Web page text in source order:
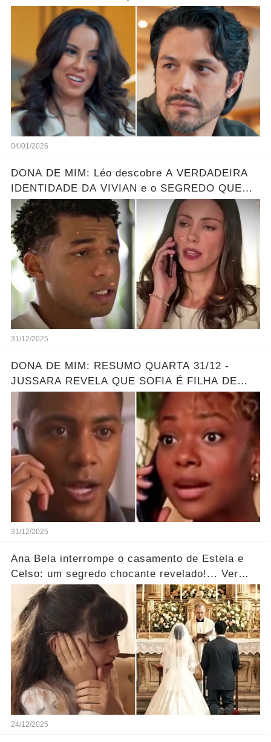
verdade oculta sobre sua mãe... Ver mais
04/01/2026
DONA DE MIM: Léo descobre A VERDADEIRA
IDENTIDADE DA VIVIAN e o SEGREDO QUE
ELA ESCONDE! Resumo hoje
31/12/2025
DONA DE MIM: RESUMO QUARTA 31/12 -
JUSSARA REVELA QUE SOFIA É FILHA DE
MARLON - GRANDE REVELAÇÃO
31/12/2025
Ana Bela interrompe o casamento de Estela e
Celso: um segredo chocante revelado!... Ver
24/12/2025